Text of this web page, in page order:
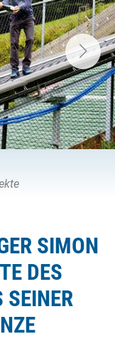
SIMON
DES
SEINER